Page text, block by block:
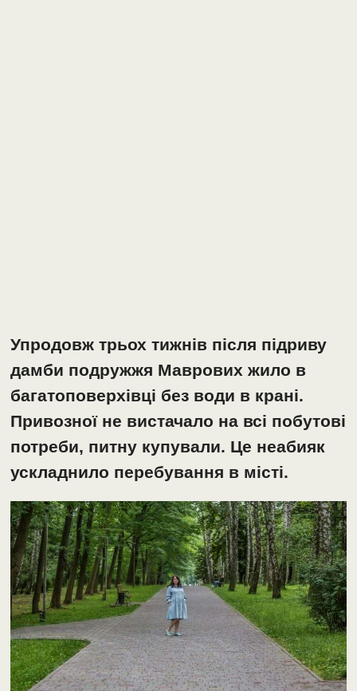
Упродовж трьох тижнів після підриву
дамби подружжя Маврових жило в
багатоповерхівці без води в крані.
Привозної не вистачало на всі побутові
потреби, питну купували. Це неабияк
ускладнило перебування в місті.